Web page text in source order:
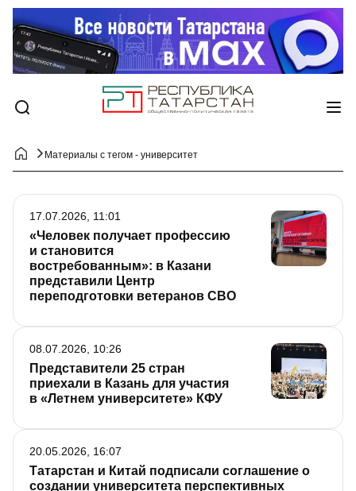
Материалы с тегом - университет
«Человек получает профессию
и становится
востребованным»: в Казани
представили Центр
переподготовки ветеранов СВО
17.07.2026, 11:01
Представители 25 стран
приехали в Казань для участия
в «Летнем университете» КФУ
08.07.2026, 10:26
Татарстан и Китай подписали соглашение о
создании университета перспективных
20.05.2026, 16:07